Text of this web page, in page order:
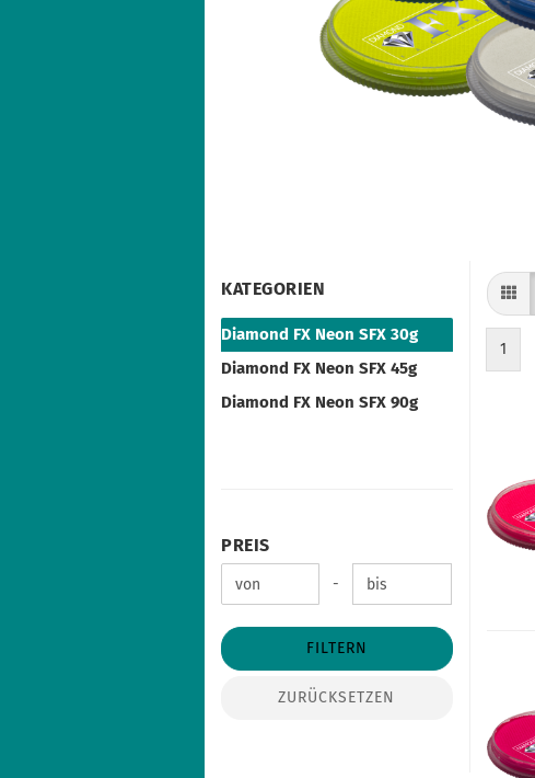
KATEGORIEN
Diamond FX Neon SFX 30g
Diamond FX Neon SFX 45g
Diamond FX Neon SFX 90g
PREIS
Preis bis -
FILTERN
ZURÜCKSETZEN
1